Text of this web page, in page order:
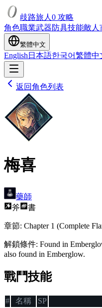
歧路旅人0 攻略
角色職業武器防具技能敵人
繁體中文
English 日本語한국어繁體中
返回角色列表
梅喜
藥師
斧
書
章節: Chapter 1 (Complete
解鎖條件: Found in
also found in Emberglow.
戰鬥技能
# 名稱 SP